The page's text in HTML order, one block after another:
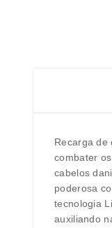
Recarga de
combater
cabelos
poderosa
tecnologia
auxiliando